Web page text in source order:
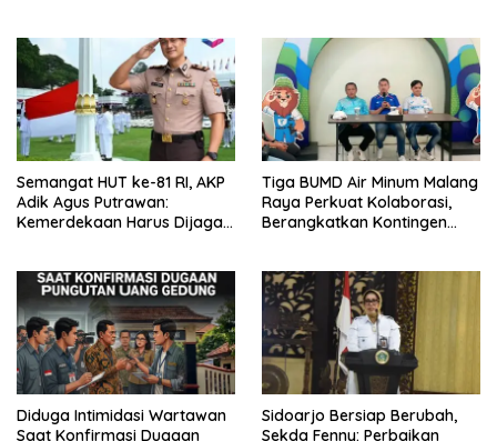
Semangat HUT ke-81 RI, AKP
Adik Agus Putrawan:
Kemerdekaan Harus Dijaga
Tiga BUMD Air Minum Malang
Raya Perkuat Kolaborasi,
Berangkatkan Kontingen
Diduga Intimidasi Wartawan
Saat Konfirmasi Dugaan
Sidoarjo Bersiap Berubah,
Sekda Fenny: Perbaikan